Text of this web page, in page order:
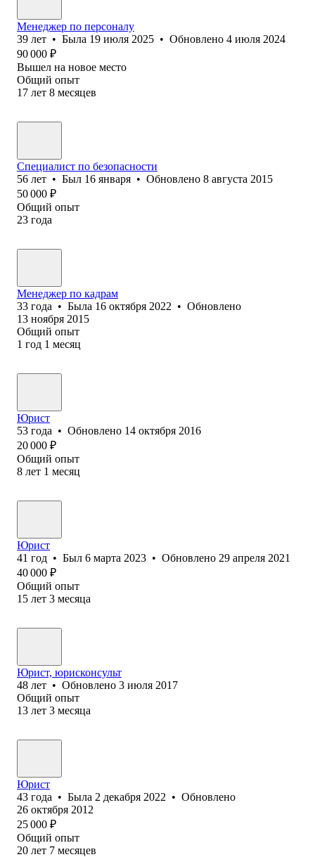
Менеджер по персоналу
39 лет • Была 19 июля 2025 • Обновлено 4 июля 2024
90 000 ₽
Вышел на новое место
Общий опыт
17 лет 8 месяцев
Специалист по безопасности
56 лет • Был 16 января • Обновлено 8 августа 2015
50 000 ₽
Общий опыт
23 года
Менеджер по кадрам
33 года • Была 16 октября 2022 • Обновлено
13 ноября 2015
Общий опыт
1 год 1 месяц
Юрист
53 года • Обновлено 14 октября 2016
20 000 ₽
Общий опыт
8 лет 1 месяц
Юрист
41 год • Был 6 марта 2023 • Обновлено 29 апреля 2021
40 000 ₽
Общий опыт
15 лет 3 месяца
Юрист, юрисконсульт
48 лет • Обновлено 3 июля 2017
Общий опыт
13 лет 3 месяца
Юрист
43 года • Была 2 декабря 2022 • Обновлено
26 октября 2012
25 000 ₽
Общий опыт
20 лет 7 месяцев